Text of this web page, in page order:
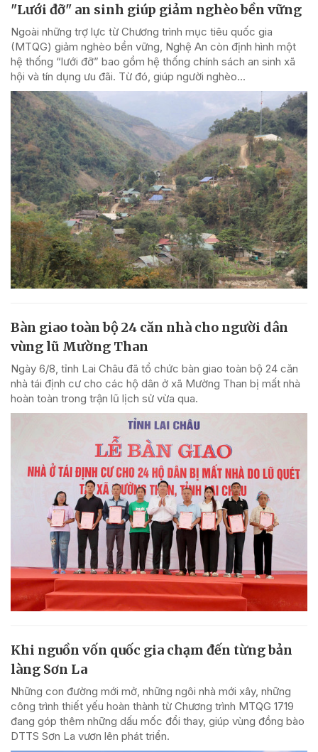
"Lưới đỡ" an sinh giúp giảm nghèo bền vững
Ngoài những trợ lực từ Chương trình mục tiêu quốc gia
(MTQG) giảm nghèo bền vững, Nghệ An còn định hình một
hệ thống “lưới đỡ” bao gồm hệ thống chính sách an sinh xã
hội và tín dụng ưu đãi. Từ đó, giúp người nghèo...
Bàn giao toàn bộ 24 căn nhà cho người dân
vùng lũ Mường Than
Ngày 6/8, tỉnh Lai Châu đã tổ chức bàn giao toàn bộ 24 căn
nhà tái định cư cho các hộ dân ở xã Mường Than bị mất nhà
hoàn toàn trong trận lũ lịch sử vừa qua.
Khi nguồn vốn quốc gia chạm đến từng bản
làng Sơn La
Những con đường mới mở, những ngôi nhà mới xây, những
công trình thiết yếu hoàn thành từ Chương trình MTQG 1719
đang góp thêm những dấu mốc đổi thay, giúp vùng đồng bào
DTTS Sơn La vươn lên phát triển.